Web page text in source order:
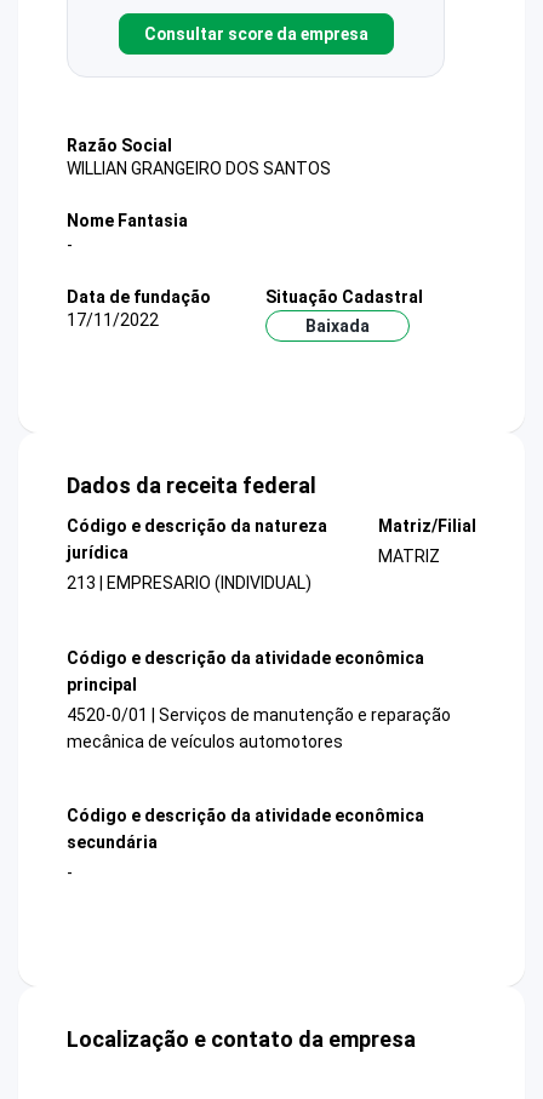
Consultar score da empresa
Razão Social
WILLIAN GRANGEIRO DOS SANTOS
Nome Fantasia
-
Data de fundação
17/11/2022
Situação Cadastral
Baixada
Dados da receita federal
Código e descrição da natureza
jurídica
213 | EMPRESARIO (INDIVIDUAL)
Matriz/Filial
MATRIZ
Código e descrição da atividade econômica
principal
4520-0/01 | Serviços de manutenção e reparação
mecânica de veículos automotores
Código e descrição da atividade econômica
secundária
-
Localização e contato da empresa